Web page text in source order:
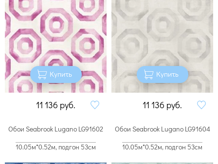
Купить
11 136 руб.
Купить
11 136 руб.
Обои Seabrook Lugano LG91602
10.05м*0.52м, подгон 53см
Обои Seabrook Lugano LG91604
10.05м*0.52м, подгон 53см